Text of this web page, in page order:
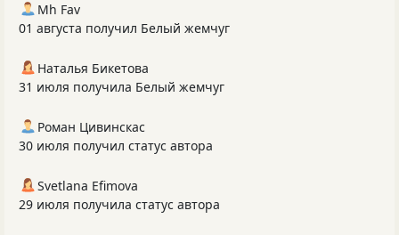
Mh Fav
01 августа получил Белый жемчуг
Наталья Бикетова
31 июля получила Белый жемчуг
Роман Цивинскас
30 июля получил статус автора
Svetlana Efimova
29 июля получила статус автора